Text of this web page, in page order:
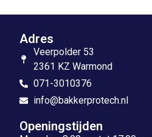
Adres
Veerpolder 53
2361 KZ Warmond
071-3010376
info@bakkerprotech.nl
Openingstijden